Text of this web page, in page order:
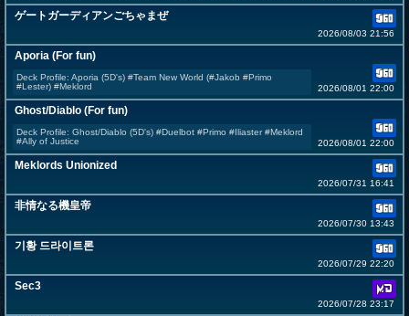
ゲートガーディアンごちゃまぜ
2026/08/03 21:56
Aporia (For fun)
Deck Profile: Aporia (5D's) #Team New World (#Jakob #Primo
#Lester) #Meklord
2026/08/01 22:00
Ghost/Diablo (For fun)
Deck Profile: Ghost/Diablo (5D's) #Duelbot #Primo #Iliaster #Meklord
#Ally of Justice
2026/08/01 22:00
Meklords Unionized
2026/07/31 16:41
非情なる機皇帝
2026/07/30 13:43
기황 드라이트론
2026/07/29 22:20
Sec3
2026/07/28 23:17